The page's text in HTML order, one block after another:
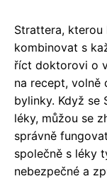
Strattera, kterou
kombinovat s
říct doktorovi o
na recept, volně
bylinky. Když se
léky, můžou se
správně
společně s léky
nebezpečné a